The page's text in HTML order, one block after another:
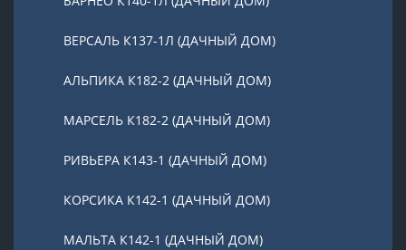
ВЕРСАЛЬ К137-1Л (ДАЧНЫЙ ДОМ)
АЛЬПИКА К182-2 (ДАЧНЫЙ ДОМ)
МАРСЕЛЬ К182-2 (ДАЧНЫЙ ДОМ)
РИВЬЕРА К143-1 (ДАЧНЫЙ ДОМ)
КОРСИКА К142-1 (ДАЧНЫЙ ДОМ)
МАЛЬТА К142-1 (ДАЧНЫЙ ДОМ)